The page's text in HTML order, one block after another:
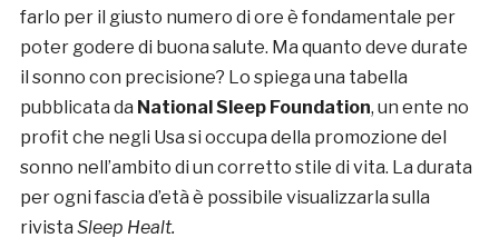
farlo per il giusto numero di ore è fondamentale per
poter godere di buona salute. Ma quanto deve durate
il sonno con precisione? Lo spiega una tabella
pubblicata da National Sleep Foundation, un ente no
profit che negli Usa si occupa della promozione del
sonno nell’ambito di un corretto stile di vita. La durata
per ogni fascia d’età è possibile visualizzarla sulla
rivista Sleep Healt.